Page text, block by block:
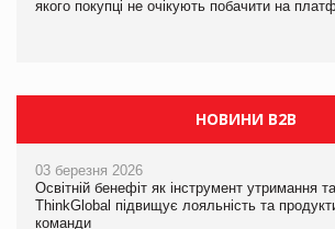
якого покупці не очікують побачити на
Мережа супермаркетів VARUS купує мережу
НОВИНИ B2B
03 березня 2026
Освітній бенефіт як інструмент утримання
ThinkGlobal підвищує лояльність та
команди